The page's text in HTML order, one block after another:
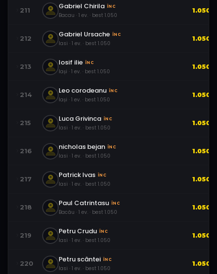
211 Gabriel Chirila ÎNC
Bacau · 1 ev. · best 1.050
1.050
212 Gabriel Ursache ÎNC
Iasi · 1 ev. · best 1.050
1.050
213 Iosif ilie ÎNC
Iași · 1 ev. · best 1.050
1.050
214 Leo corodeanu ÎNC
Iași · 1 ev. · best 1.050
1.050
215 Luca Grivinca ÎNC
Iasi · 1 ev. · best 1.050
1.050
216 nicholas bejan ÎNC
Iasi · 1 ev. · best 1.050
1.050
217 Patrick Ivas ÎNC
Iasi · 1 ev. · best 1.050
1.050
218 Paul Catrintasu ÎNC
Bacău · 1 ev. · best 1.050
1.050
219 Petru Crudu ÎNC
Iasi · 1 ev. · best 1.050
1.050
220 Petru scântei ÎNC
Iasi · 1 ev. · best 1.050
1.050